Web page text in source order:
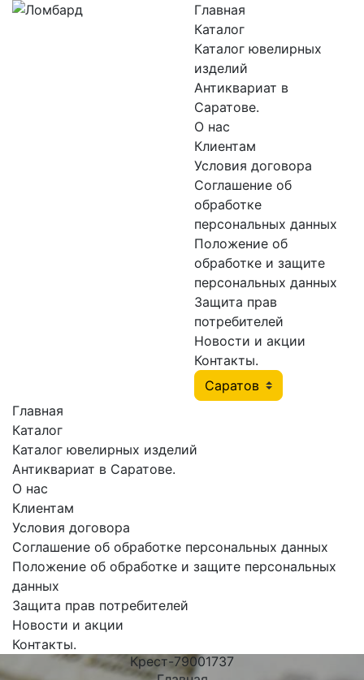
Главная
Каталог
Каталог ювелирных
изделий
Антиквариат в
Саратове.
О нас
Клиентам
Условия договора
Соглашение об
обработке
персональных данных
Положение об
обработке и защите
персональных данных
Защита прав
потребителей
Новости и акции
Контакты.
Главная
Каталог
Каталог ювелирных изделий
Антиквариат в Саратове.
О нас
Клиентам
Условия договора
Соглашение об обработке персональных данных
Положение об обработке и защите персональных
данных
Защита прав потребителей
Новости и акции
Контакты.
Крест-79001737